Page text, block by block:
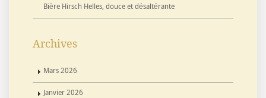
Bière Hirsch Helles, douce et désaltérante
Archives
Mars 2026
Janvier 2026